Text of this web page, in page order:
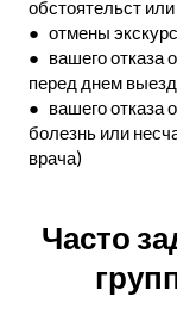
обстоятельст
● отмены
● вашего отказа
перед днем
● вашего отказа
болезнь или
врача)
Часто